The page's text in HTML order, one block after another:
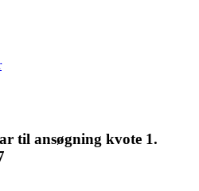
til ansøgning kvote 1.